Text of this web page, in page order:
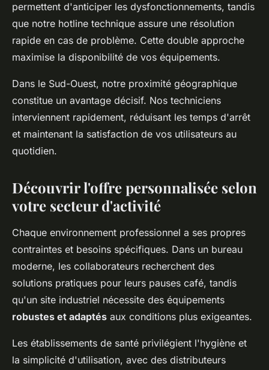
permettent d'anticiper les dysfonctionnements, tandis
que notre hotline technique assure une résolution
rapide en cas de problème. Cette double approche
maximise la disponibilité de vos équipements.
Dans le Sud-Ouest, notre proximité géographique
constitue un avantage décisif. Nos techniciens
interviennent rapidement, réduisant les temps d'arrêt
et maintenant la satisfaction de vos utilisateurs au
quotidien.
Découvrir l'offre personnalisée selon
votre secteur d'activité
Chaque environnement professionnel a ses propres
contraintes et besoins spécifiques. Dans un bureau
moderne, les collaborateurs recherchent des
solutions pratiques pour leurs pauses café, tandis
qu'un site industriel nécessite des équipements
robustes et adaptés aux conditions plus exigeantes.
Les établissements de santé privilégient l'hygiène et
la simplicité d'utilisation, avec des distributeurs